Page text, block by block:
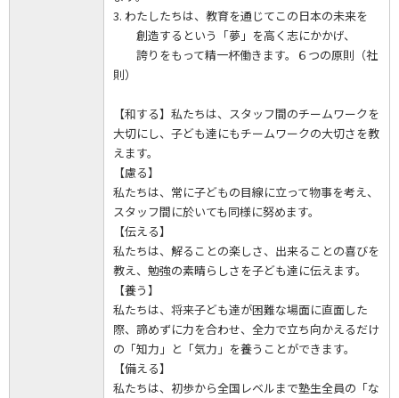
3. わたしたちは、教育を通じてこの日本の未来を
創造するという「夢」を高く志にかかげ、
誇りをもって精一杯働きます。６つの原則（社
則）
【和する】私たちは、スタッフ間のチームワークを
大切にし、子ども達にもチームワークの大切さを教
えます。
【慮る】
私たちは、常に子どもの目線に立って物事を考え、
スタッフ間に於いても同様に努めます。
【伝える】
私たちは、解ることの楽しさ、出来ることの喜びを
教え、勉強の素晴らしさを子ども達に伝えます。
【養う】
私たちは、将来子ども達が困難な場面に直面した
際、諦めずに力を合わせ、全力で立ち向かえるだけ
の「知力」と「気力」を養うことができます。
【備える】
私たちは、初歩から全国レベルまで塾生全員の「な